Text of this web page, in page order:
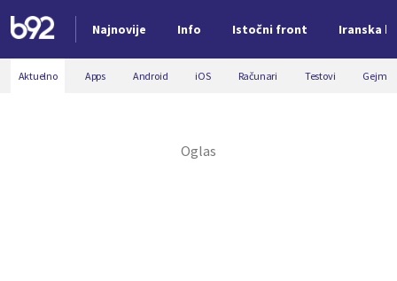
Najnovije Info Istočni front Iranska
Nova vest
Aktuelno Apps Android iOS Računari Testovi